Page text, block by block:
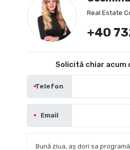
Real Estate
+40
Solicită chiar acum
Telefon
Email